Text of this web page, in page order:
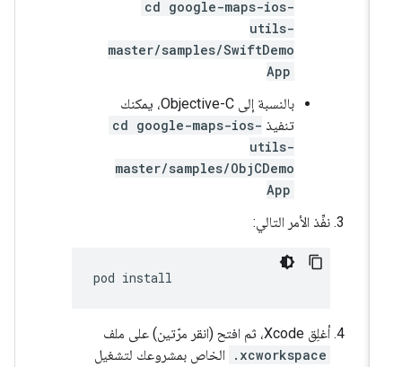
cd google-maps-ios-
utils-
master/samples/SwiftDemo
App
بالنسبة إلى Objective-C، يمكنك
تنفيذcd google-maps-ios-
utils-
master/samples/ObjCDemo
App
نفِّذ الأمر التالي:
pod install
أغلِق Xcode، ثم افتح (انقر مرّتين) على ملف
.xcworkspace الخاص بمشروعك لتشغيل